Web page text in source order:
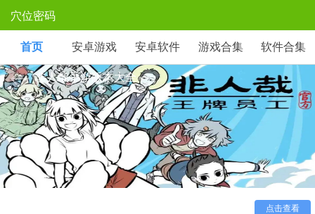
穴位密码
首页 安卓游戏 安卓软件 游戏合集 软件合集
非人哉手游版本大全
点击查看
《非人哉》是一款国风妖怪养成手游，改编自同名漫画。
玩家与白泽、哪吒等神话角色同居，通过日常互动解锁搞笑剧
情。融合卡牌战斗与家园经营，Q版画风还原原作无厘头幽
默，体验神仙妖怪的现代生活。